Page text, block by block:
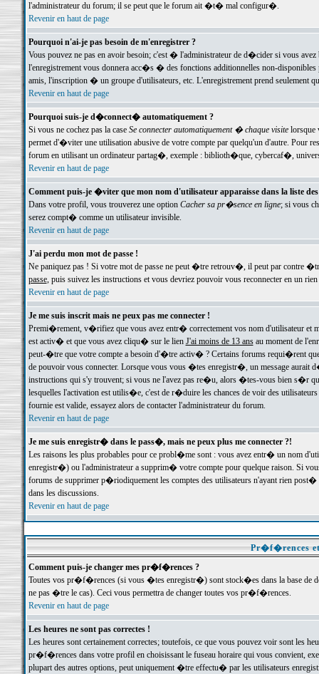
l'administrateur du forum; il se peut que le forum ait �t� mal configur�.
Revenir en haut de page
Pourquoi n'ai-je pas besoin de m'enregistrer ?
Vous pouvez ne pas en avoir besoin; c'est � l'administrateur de d�cider si vous
l'enregistrement vous donnera acc�s � des fonctions additionnelles non-
amis, l'inscription � un groupe d'utilisateurs, etc. L'enregistrement prend seulement
Revenir en haut de page
Pourquoi suis-je d�connect� automatiquement ?
Si vous ne cochez pas la case Se connecter automatiquement � chaque visitelorsque
permet d'�viter une utilisation abusive de votre compte par quelqu'un d'autre. Pour
forum en utilisant un ordinateur partag�, exemple : biblioth�que, cybercaf�,
Revenir en haut de page
Comment puis-je �viter que mon nom d'utilisateur apparaisse dans la liste
Dans votre profil, vous trouverez une option Cacher sa pr�sence en ligne; si vous
serez compt� comme un utilisateur invisible.
Revenir en haut de page
J'ai perdu mon mot de passe !
Ne paniquez pas ! Si votre mot de passe ne peut �tre retrouv�, il peut par contre
passe, puis suivez les instructions et vous devriez pouvoir vous reconnecter en un rien
Revenir en haut de page
Je me suis inscrit mais ne peux pas me connecter !
Premi�rement, v�rifiez que vous avez entr� correctement vos nom d'utilisateur
est activ� et que vous avez cliqu� sur le lien J'ai moins de 13 ansau moment de
peut-�tre que votre compte a besoin d'�tre activ� ? Certains forums requi�rent
de pouvoir vous connecter. Lorsque vous vous �tes enregistr�, un message aurait
instructions qui s'y trouvent; si vous ne l'avez pas re�u, alors �tes-vous bien s�r
lesquelles l'activation est utilis�e, c'est de r�duire les chances de voir des
fournie est valide, essayez alors de contacter l'administrateur du forum.
Revenir en haut de page
Je me suis enregistr� dans le pass�, mais ne peux plus me connecter ?!
Les raisons les plus probables pour ce probl�me sont : vous avez entr� un nom
enregistr�) ou l'administrateur a supprim� votre compte pour quelque raison. Si
forums de supprimer p�riodiquement les comptes des utilisateurs n'ayant rien
dans les discussions.
Revenir en haut de page
Pr�f�rences
Comment puis-je changer mes pr�f�rences ?
Toutes vos pr�f�rences (si vous �tes enregistr�) sont stock�es dans la base de
ne pas �tre le cas). Ceci vous permettra de changer toutes vos pr�f�rences.
Revenir en haut de page
Les heures ne sont pas correctes !
Les heures sont certainement correctes; toutefois, ce que vous pouvez voir sont
pr�f�rences dans votre profil en choisissant le fuseau horaire qui vous convient,
plupart des autres options, peut uniquement �tre effectu� par les utilisateurs